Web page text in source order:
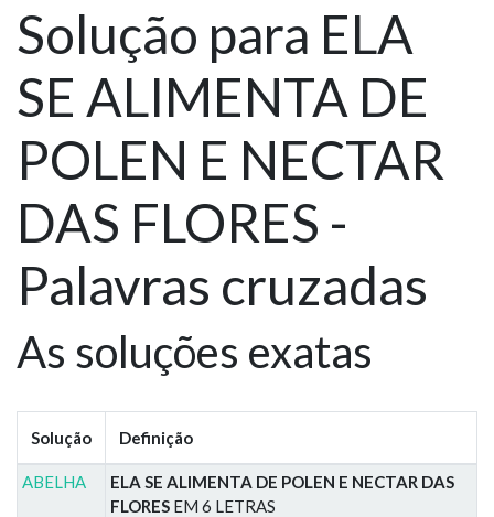
Solução para ELA
SE ALIMENTA DE
POLEN E NECTAR
DAS FLORES -
Palavras cruzadas
As soluções exatas
Solução Definição
ABELHA
ELA SE ALIMENTA DE POLEN E NECTAR DAS
FLORES EM 6 LETRAS